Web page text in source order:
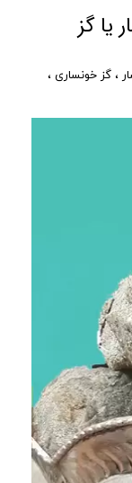
یا گز
، گز خونساری ،